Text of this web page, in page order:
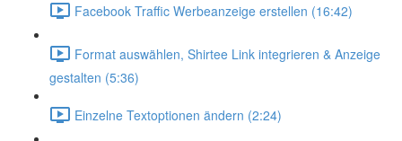
Facebook Traffic Werbeanzeige erstellen (16:42)
Format auswählen, Shirtee Link integrieren & Anzeige
gestalten (5:36)
Einzelne Textoptionen ändern (2:24)